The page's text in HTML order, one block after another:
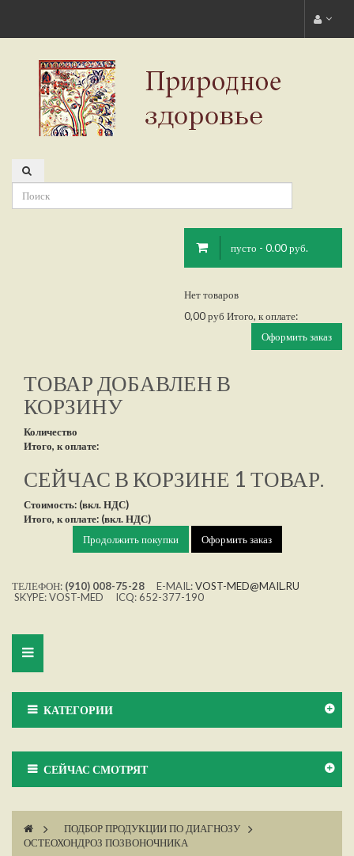
пусто - 0.00 руб.
Нет товаров
0,00 руб Итого, к оплате:
Оформить заказ
ТОВАР ДОБАВЛЕН В
КОРЗИНУ
Количество
Итого, к оплате:
СЕЙЧАС В КОРЗИНЕ 1 ТОВАР.
Стоимость: (вкл. НДС)
Итого, к оплате: (вкл. НДС)
Продолжить покупки
Оформить заказ
ТЕЛЕФОН: (910) 008-75-28 E-MAIL:VOST-MED@MAIL.RU
SKYPE: VOST-MED ICQ: 652-377-190
Toggle
КАТЕГОРИИ
СЕЙЧАС СМОТРЯТ
> ПОДБОР ПРОДУКЦИИ ПО ДИАГНОЗУ
>
ОСТЕОХОНДРОЗ ПОЗВОНОЧНИКА